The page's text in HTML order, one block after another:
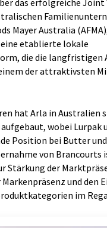
Mayer Australia
etablierte lokale
die die langfristigen
der attraktivsten
hat Arla in Australien
wobei Lurpak
Position bei Butter und
von
Stärkung der
Markenpräsenz und den
im